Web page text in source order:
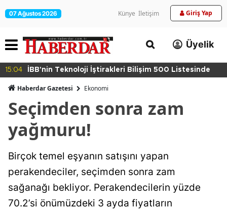
07 Ağustos 2026 Künye İletişim Giriş Yap
Üyelik
15:04 İBB'nin Teknoloji İştirakleri Bilişim 500 Listesinde
Haberdar Gazetesi Ekonomi
Seçimden sonra zam
yağmuru!
Birçok temel eşyanın satışını yapan
perakendeciler, seçimden sonra zam
sağanağı bekliyor. Perakendecilerin yüzde
70.2’si önümüzdeki 3 ayda fiyatların